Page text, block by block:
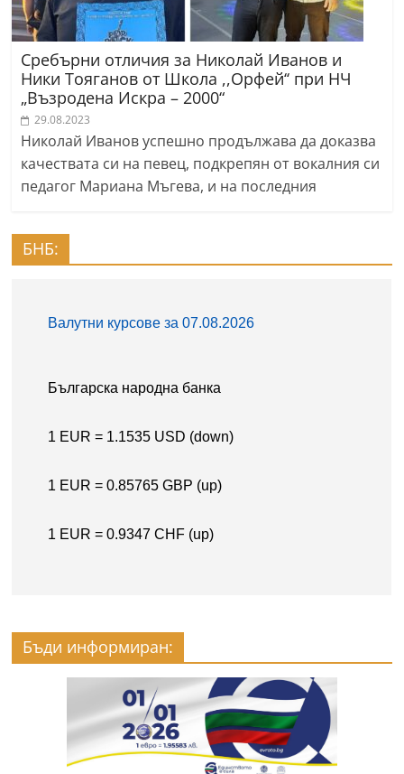
Сребърни отличия за Николай Иванов и
Ники Тояганов от Школа ,,Орфей‘‘ при НЧ
„Възродена Искра – 2000“
29.08.2023
Николай Иванов успешно продължава да доказва
качествата си на певец, подкрепян от вокалния си
педагог Мариана Мъгева, и на последния
БНБ:
Бъди информиран: